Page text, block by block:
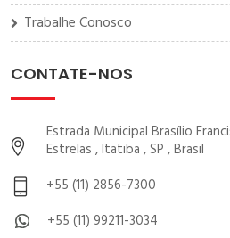
Trabalhe Conosco
CONTATE-NOS
Estrada Municipal Brasílio
Estrelas , Itatiba , SP , Brasil
+55 (11) 2856-7300
+55 (11) 99211-3034